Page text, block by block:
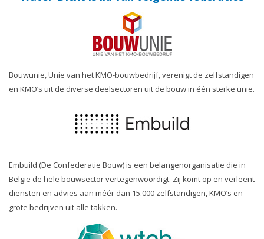
Bouwunie, Unie van het KMO-bouwbedrijf, verenigt de zelfstandigen
en KMO’s uit de diverse deelsectoren uit de bouw in één sterke unie.
Embuild (De Confederatie Bouw) is een belangenorganisatie die in
België de hele bouwsector vertegenwoordigt. Zij komt op en verleent
diensten en advies aan méér dan 15.000 zelfstandigen, KMO’s en
grote bedrijven uit alle takken.